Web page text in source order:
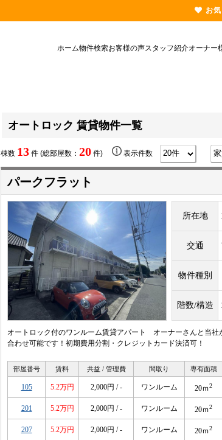
ホーム物件検索お客様の声スタッフ紹介オーナー
オートロック 賃貸物件一覧
棟数 13 件 (総部屋数： 20 件) 表示件数
パークフラット
所在地
交通
物件種別
階数/構造
オートロック付のワンルーム賃貸アパート オーナーさんと当
合わせ可能です！初期費用分割・クレジットカード決済可！
部屋番号 賃料 共益 / 管理費 間取り 専有面積
105 5.2万円 2,000円 / - ワンルーム 20ｍ2
201 5.2万円 2,000円 / - ワンルーム 20ｍ2
207 5.2万円 2,000円 / - ワンルーム 20ｍ2
お